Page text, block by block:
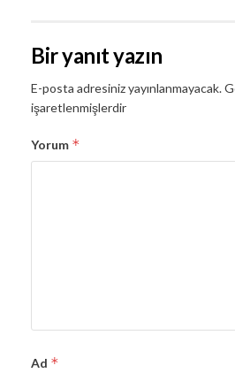
Bir yanıt yazın
E-posta adresiniz yayınlanmayacak.
işaretlenmişlerdir
Yorum *
Ad *